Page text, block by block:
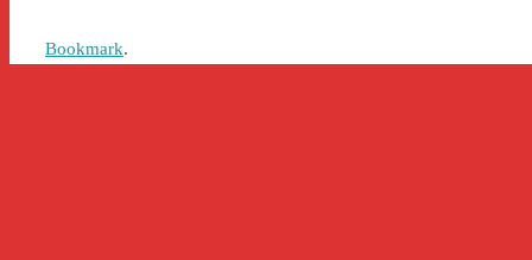
Bookmark.